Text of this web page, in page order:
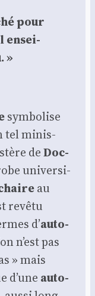
pour
ensei­
»
sym­bo­lise
tel minis­
deDoc­
uni­ver­si­
au
revê­tu
d’auto­
n’est pas
» mais
d’une auto­